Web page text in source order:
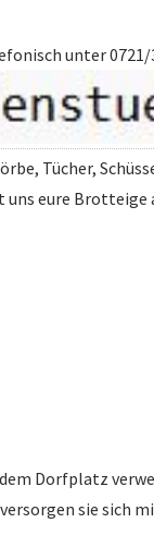
unter
Tücher,
eure Brotteige
Dorfplatz
sie sich